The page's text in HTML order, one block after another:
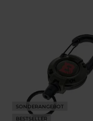
SONDERANGEBOT
BESTSELLER